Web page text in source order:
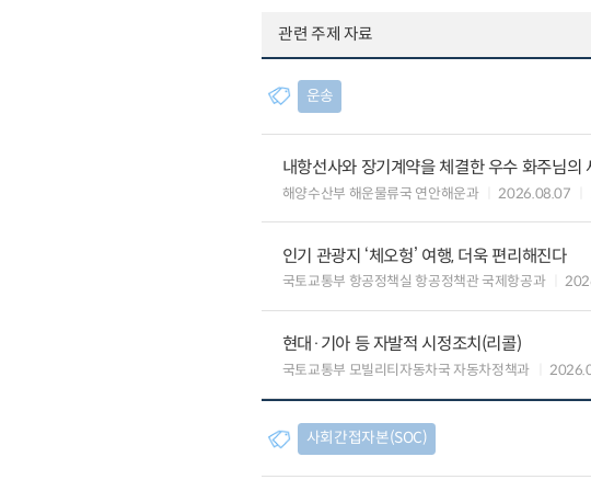
관련 주제 자료
운송
내항선사와 장기계약을 체결한 우수 화주님의
해양수산부 해운물류국 연안해운과 2026.08.07
인기 관광지 ‘체오헝’ 여행, 더욱 편리해진다
국토교통부 항공정책실 항공정책관 국제항공과
현대·기아 등 자발적 시정조치(리콜)
국토교통부 모빌리티자동차국 자동차정책과
사회간접자본(SOC)